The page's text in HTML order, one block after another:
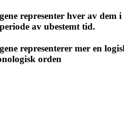
representer hver av dem
av ubestemt tid.
representerer mer en
orden